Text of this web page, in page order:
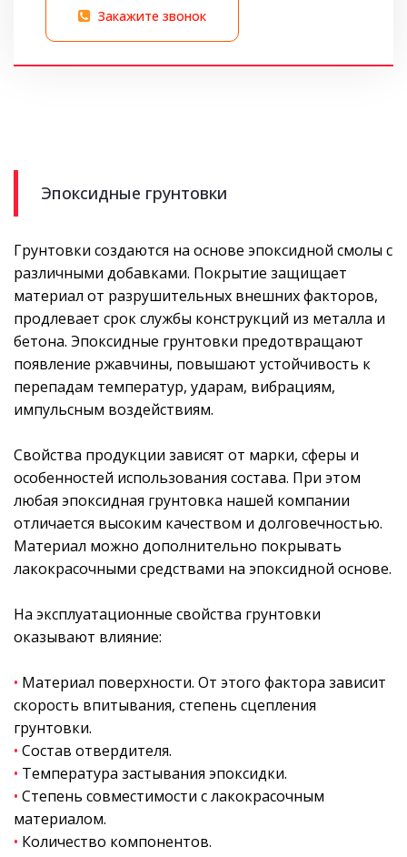
Закажите звонок
Эпоксидные грунтовки
Грунтовки создаются на основе эпоксидной смолы с
различными добавками. Покрытие защищает
материал от разрушительных внешних факторов,
продлевает срок службы конструкций из металла и
бетона. Эпоксидные грунтовки предотвращают
появление ржавчины, повышают устойчивость к
перепадам температур, ударам, вибрациям,
импульсным воздействиям.
Свойства продукции зависят от марки, сферы и
особенностей использования состава. При этом
любая эпоксидная грунтовка нашей компании
отличается высоким качеством и долговечностью.
Материал можно дополнительно покрывать
лакокрасочными средствами на эпоксидной основе.
На эксплуатационные свойства грунтовки
оказывают влияние:
• Материал поверхности. От этого фактора зависит
скорость впитывания, степень сцепления
грунтовки.
• Состав отвердителя.
• Температура застывания эпоксидки.
• Степень совместимости с лакокрасочным
материалом.
• Количество компонентов.